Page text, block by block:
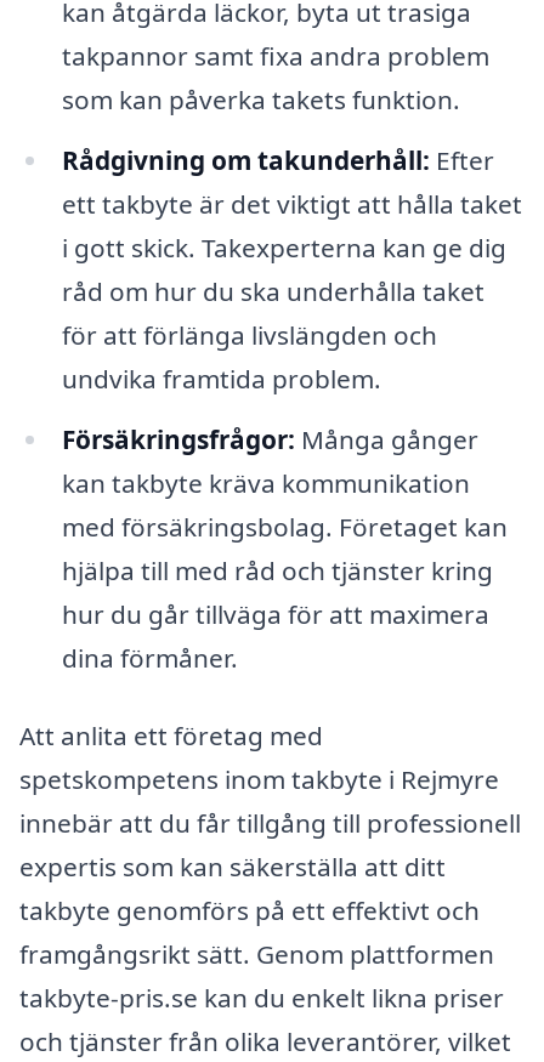
kan åtgärda läckor, byta ut trasiga
takpannor samt fixa andra problem
som kan påverka takets funktion.
Rådgivning om takunderhåll: Efter
ett takbyte är det viktigt att hålla taket
i gott skick. Takexperterna kan ge dig
råd om hur du ska underhålla taket
för att förlänga livslängden och
undvika framtida problem.
Försäkringsfrågor: Många gånger
kan takbyte kräva kommunikation
med försäkringsbolag. Företaget kan
hjälpa till med råd och tjänster kring
hur du går tillväga för att maximera
dina förmåner.
Att anlita ett företag med
spetskompetens inom takbyte i Rejmyre
innebär att du får tillgång till professionell
expertis som kan säkerställa att ditt
takbyte genomförs på ett effektivt och
framgångsrikt sätt. Genom plattformen
takbyte-pris.se kan du enkelt likna priser
och tjänster från olika leverantörer, vilket